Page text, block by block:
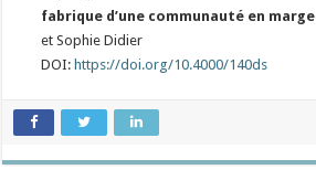
fabrique d’une communauté en marge
et Sophie Didier
DOI: https://doi.org/10.4000/140ds